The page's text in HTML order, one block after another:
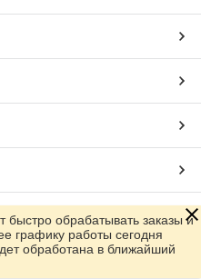
Prom.uaобрабатывать заказы и
графику работы сегодня
обработана в ближайший